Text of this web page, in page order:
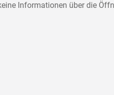
Informationen über die